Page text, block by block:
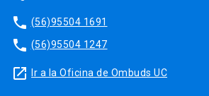
phone (56)95504 1691
phone (56)95504 1247
launch Ir a la Oficina de Ombuds UC